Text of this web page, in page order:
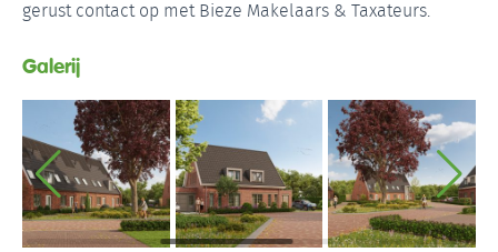
gerust contact op met Bieze Makelaars & Taxateurs.
Galerij